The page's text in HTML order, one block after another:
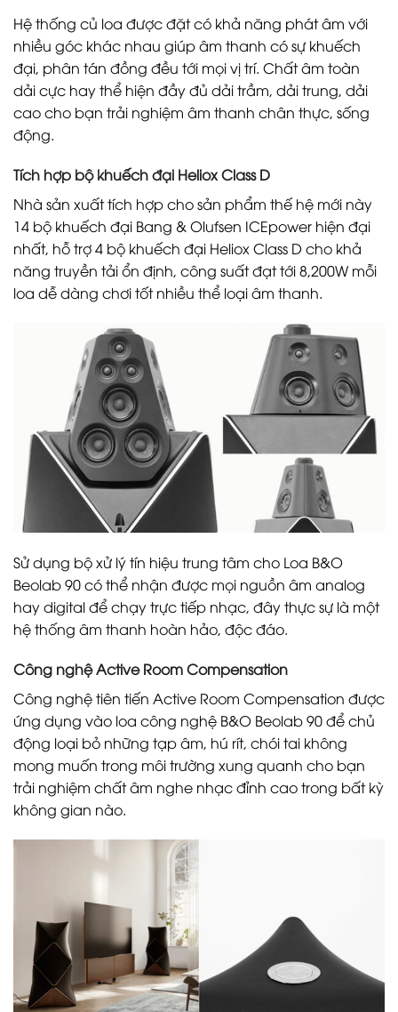
Hệ thống củ loa được đặt có khả năng phát âm với
nhiều góc khác nhau giúp âm thanh có sự khuếch
đại, phân tán đồng đều tới mọi vị trí. Chất âm toàn
dải cực hay thể hiện đầy đủ dải trầm, dải trung, dải
cao cho bạn trải nghiệm âm thanh chân thực, sống
động.
Tích hợp bộ khuếch đại Heliox Class D
Nhà sản xuất tích hợp cho sản phẩm thế hệ mới này
14 bộ khuếch đại Bang & Olufsen ICEpower hiện đại
nhất, hỗ trợ 4 bộ khuếch đại Heliox Class D cho khả
năng truyền tải ổn định, công suất đạt tới 8,200W mỗi
loa dễ dàng chơi tốt nhiều thể loại âm thanh.
Sử dụng bộ xử lý tín hiệu trung tâm cho Loa B&O
Beolab 90 có thể nhận được mọi nguồn âm analog
hay digital để chạy trực tiếp nhạc, đây thực sự là một
hệ thống âm thanh hoàn hảo, độc đáo.
Công nghệ Active Room Compensation
Công nghệ tiên tiến Active Room Compensation được
ứng dụng vào loa công nghệ B&O Beolab 90 để chủ
động loại bỏ những tạp âm, hú rít, chói tai không
mong muốn trong môi trường xung quanh cho bạn
trải nghiệm chất âm nghe nhạc đỉnh cao trong bất kỳ
không gian nào.